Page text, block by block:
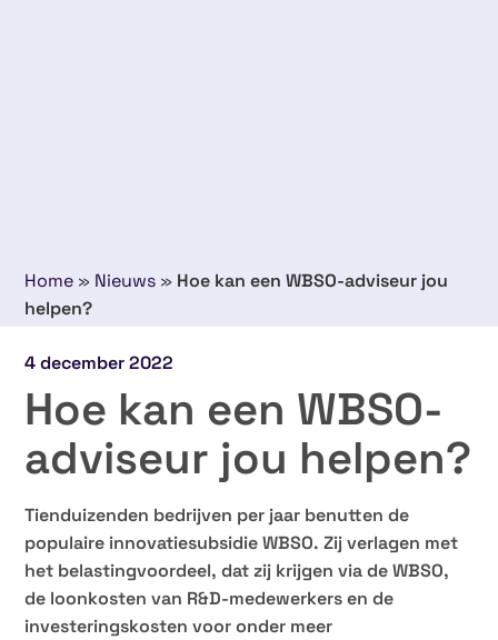
Home » Nieuws » Hoe kan een WBSO-adviseur jou
helpen?
4 december 2022
Hoe kan een WBSO-
adviseur jou helpen?
Tienduizenden bedrijven per jaar benutten de
populaire innovatiesubsidie WBSO. Zij verlagen met
het belastingvoordeel, dat zij krijgen via de WBSO,
de loonkosten van R&D-medewerkers en de
investeringskosten voor onder meer